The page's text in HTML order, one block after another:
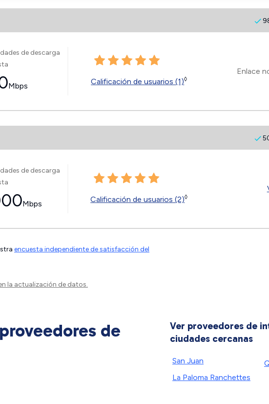
de descarga
Mbps Calificación de usuarios (1)◊
Enlace
de descarga
Mbps Calificación de usuarios (2)◊
encuesta independiente de satisfacción del
la actualización de datos.
de
Ver proveedores de
ciudades cercanas
San Juan
La Paloma Ranchettes